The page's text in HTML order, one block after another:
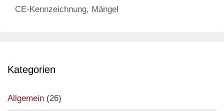
CE-Kennzeichnung, Mängel
Kategorien
Allgemein (26)